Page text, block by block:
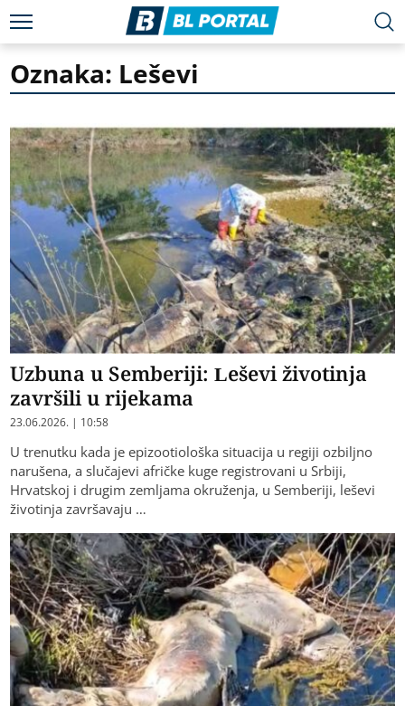
Oznaka: Leševi
Uzbuna u Semberiji: Leševi životinja
završili u rijekama
23.06.2026. | 10:58
U trenutku kada je epizootiološka situacija u regiji ozbiljno
narušena, a slučajevi afričke kuge registrovani u Srbiji,
Hrvatskoj i drugim zemljama okruženja, u Semberiji, leševi
životinja završavaju …